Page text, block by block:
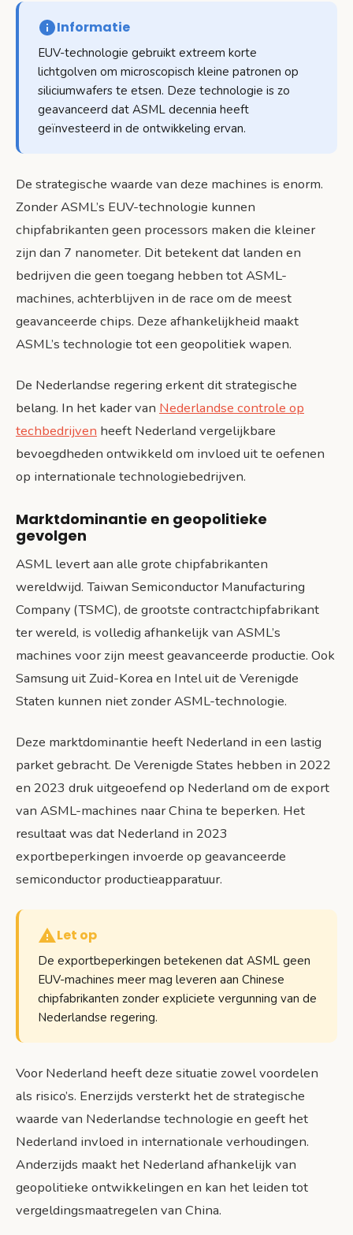
Informatie
EUV-technologie gebruikt extreem korte
lichtgolven om microscopisch kleine patronen op
siliciumwafers te etsen. Deze technologie is zo
geavanceerd dat ASML decennia heeft
geïnvesteerd in de ontwikkeling ervan.
De strategische waarde van deze machines is enorm.
Zonder ASML’s EUV-technologie kunnen
chipfabrikanten geen processors maken die kleiner
zijn dan 7 nanometer. Dit betekent dat landen en
bedrijven die geen toegang hebben tot ASML-
machines, achterblijven in de race om de meest
geavanceerde chips. Deze afhankelijkheid maakt
ASML’s technologie tot een geopolitiek wapen.
De Nederlandse regering erkent dit strategische
belang. In het kader van Nederlandse controle op
techbedrijven heeft Nederland vergelijkbare
bevoegdheden ontwikkeld om invloed uit te oefenen
op internationale technologiebedrijven.
Marktdominantie en geopolitieke
gevolgen
ASML levert aan alle grote chipfabrikanten
wereldwijd. Taiwan Semiconductor Manufacturing
Company (TSMC), de grootste contractchipfabrikant
ter wereld, is volledig afhankelijk van ASML’s
machines voor zijn meest geavanceerde productie. Ook
Samsung uit Zuid-Korea en Intel uit de Verenigde
Staten kunnen niet zonder ASML-technologie.
Deze marktdominantie heeft Nederland in een lastig
parket gebracht. De Verenigde States hebben in 2022
en 2023 druk uitgeoefend op Nederland om de export
van ASML-machines naar China te beperken. Het
resultaat was dat Nederland in 2023
exportbeperkingen invoerde op geavanceerde
semiconductor productieapparatuur.
Let op
De exportbeperkingen betekenen dat ASML geen
EUV-machines meer mag leveren aan Chinese
chipfabrikanten zonder expliciete vergunning van de
Nederlandse regering.
Voor Nederland heeft deze situatie zowel voordelen
als risico’s. Enerzijds versterkt het de strategische
waarde van Nederlandse technologie en geeft het
Nederland invloed in internationale verhoudingen.
Anderzijds maakt het Nederland afhankelijk van
geopolitieke ontwikkelingen en kan het leiden tot
vergeldingsmaatregelen van China.